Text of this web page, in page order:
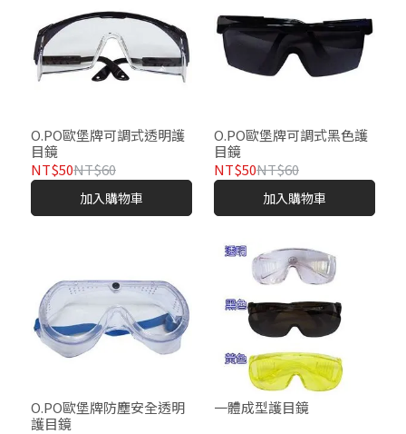
O.PO歐堡牌可調式透明護
目鏡
NT$50NT$60
加入購物車
O.PO歐堡牌可調式黑色護
目鏡
NT$50NT$60
加入購物車
O.PO歐堡牌防塵安全透明
護目鏡
一體成型護目鏡